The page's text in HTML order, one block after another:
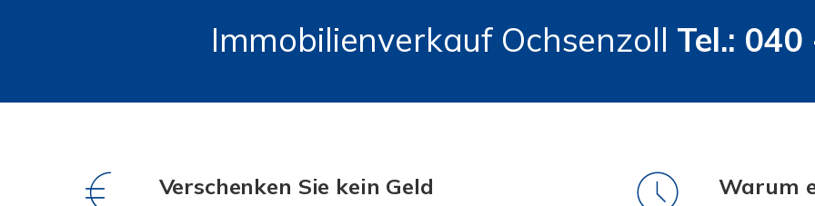
Immobilienverkauf Ochsenzoll Tel.:
Verschenken Sie kein Geld Warum